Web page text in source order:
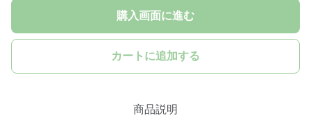
購入画面に進む
カートに追加する
商品説明